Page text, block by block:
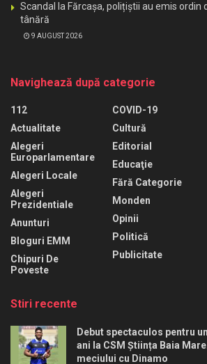
Scandal la Fărcașa, polițiștii au emis ordin
tânără
9 AUGUST 2026
Navighează după categorie
112
Actualitate
Alegeri
Europarlamentare
Alegeri Locale
Alegeri
Prezidentiale
Anunturi
Bloguri EMM
Chipuri De
Poveste
COVID-19
Cultură
Editorial
Educaţie
Fără Categorie
Monden
Opinii
Politică
Publicitate
Stiri recente
Debut spectaculos pentru
ani la CSM Știința Baia
meciului cu Dinamo